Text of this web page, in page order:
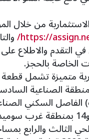
من خلال
https://
في التقدم والاطلاع
الخاصة بالحجز.